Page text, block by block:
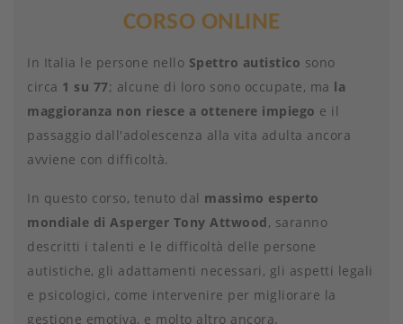
CORSO ONLINE
In Italia le persone nello Spettro autistico sono
circa 1 su 77; alcune di loro sono occupate, ma la
maggioranza non riesce a ottenere impiego e il
passaggio dall'adolescenza alla vita adulta ancora
avviene con difficoltà.
In questo corso, tenuto dal massimo esperto
mondiale di Asperger Tony Attwood, saranno
descritti i talenti e le difficoltà delle persone
autistiche, gli adattamenti necessari, gli aspetti legali
e psicologici, come intervenire per migliorare la
gestione emotiva, e molto altro ancora.